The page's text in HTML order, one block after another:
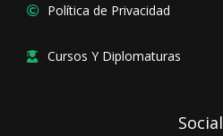
Política de Privacidad
Cursos Y Diplomaturas
Social